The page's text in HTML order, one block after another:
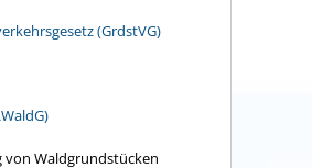
(GrdstVG)
von Waldgrundstücken